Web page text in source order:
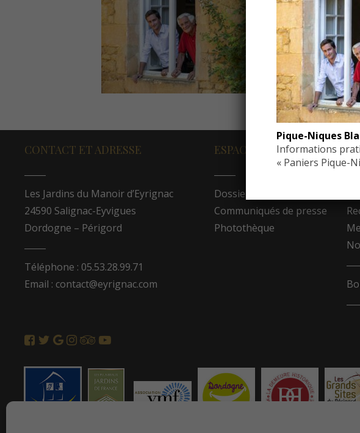
CONTACT ET ADRESSE
Les Jardins du Manoir d’Eyrignac
24590 Salignac-Eyvigues
Dordogne – Périgord
Téléphone : 05.53.28.99.71
Email : contact@eyrignac.com
ESPACE PRESSE
Dossier de presse
Communiqués de presse
Photothèque
Pique-Niques
Informations
« Paniers Pique-